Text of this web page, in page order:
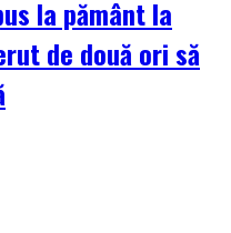
la pământ la
de două ori să